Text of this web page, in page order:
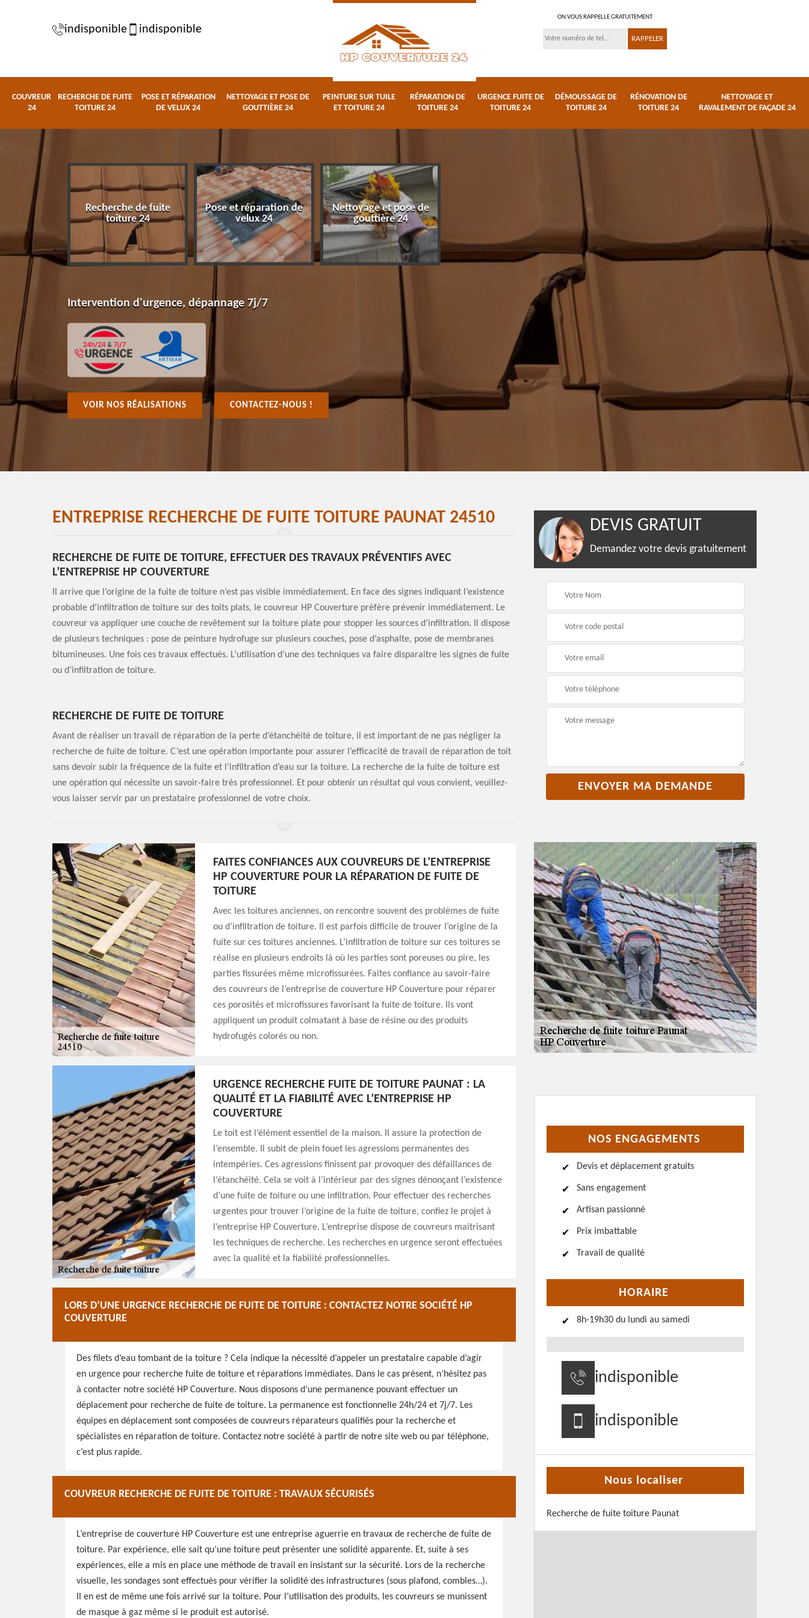
indisponible indisponible
ON VOUS RAPPELLE GRATUITEMENT
COUVREUR
24
RECHERCHE DE FUITE
TOITURE 24
POSE ET RÉPARATION
DE VELUX 24
NETTOYAGE ET POSE DE
GOUTTIÈRE 24
PEINTURE SUR TUILE
ET TOITURE 24
RÉPARATION DE
TOITURE 24
URGENCE FUITE DE
TOITURE 24
DÉMOUSSAGE DE
TOITURE 24
RÉNOVATION DE
TOITURE 24
NETTOYAGE ET
RAVALEMENT DE FAÇADE 24
Recherche de fuite
toiture 24
Pose et réparation de
velux 24
Nettoyage et pose de
gouttière 24
Réparation de toiture
Urgence fuite de
toiture 24
Intervention d'urgence, dépannage 7j/7
VOIR NOS RÉALISATIONS CONTACTEZ-NOUS !
ENTREPRISE RECHERCHE DE FUITE TOITURE PAUNAT 24510
RECHERCHE DE FUITE DE TOITURE, EFFECTUER DES TRAVAUX PRÉVENTIFS AVEC
L’ENTREPRISE HP COUVERTURE
Il arrive que l’origine de la fuite de toiture n’est pas visible immédiatement. En face des signes indiquant l’existence
probable d’infiltration de toiture sur des toits plats, le couvreur HP Couverture préfère prévenir immédiatement. Le
couvreur va appliquer une couche de revêtement sur la toiture plate pour stopper les sources d’infiltration. Il dispose
de plusieurs techniques : pose de peinture hydrofuge sur plusieurs couches, pose d’asphalte, pose de membranes
bitumineuses. Une fois ces travaux effectués. L’utilisation d’une des techniques va faire disparaitre les signes de fuite
ou d’infiltration de toiture.
RECHERCHE DE FUITE DE TOITURE
Avant de réaliser un travail de réparation de la perte d’étanchéité de toiture, il est important de ne pas négliger la
recherche de fuite de toiture. C’est une opération importante pour assurer l’efficacité de travail de réparation de toit
sans devoir subir la fréquence de la fuite et l’infiltration d’eau sur la toiture. La recherche de la fuite de toiture est
une opération qui nécessite un savoir-faire très professionnel. Et pour obtenir un résultat qui vous convient, veuillez-
vous laisser servir par un prestataire professionnel de votre choix.
FAITES CONFIANCES AUX COUVREURS DE L’ENTREPRISE
HP COUVERTURE POUR LA RÉPARATION DE FUITE DE
TOITURE
Avec les toitures anciennes, on rencontre souvent des problèmes de fuite
ou d’infiltration de toiture. Il est parfois difficile de trouver l’origine de la
fuite sur ces toitures anciennes. L’infiltration de toiture sur ces toitures se
réalise en plusieurs endroits là où les parties sont poreuses ou pire, les
parties fissurées même microfissurées. Faites confiance au savoir-faire
des couvreurs de l’entreprise de couverture HP Couverture pour réparer
ces porosités et microfissures favorisant la fuite de toiture. Ils vont
appliquent un produit colmatant à base de résine ou des produits
hydrofugés colorés ou non.
URGENCE RECHERCHE FUITE DE TOITURE PAUNAT : LA
QUALITÉ ET LA FIABILITÉ AVEC L’ENTREPRISE HP
COUVERTURE
Le toit est l’élément essentiel de la maison. Il assure la protection de
l’ensemble. Il subit de plein fouet les agressions permanentes des
intempéries. Ces agressions finissent par provoquer des défaillances de
l’étanchéité. Cela se voit à l’intérieur par des signes dénonçant l’existence
d’une fuite de toiture ou une infiltration. Pour effectuer des recherches
urgentes pour trouver l’origine de la fuite de toiture, confiez le projet à
l’entreprise HP Couverture. L’entreprise dispose de couvreurs maitrisant
les techniques de recherche. Les recherches en urgence seront effectuées
avec la qualité et la fiabilité professionnelles.
LORS D’UNE URGENCE RECHERCHE DE FUITE DE TOITURE : CONTACTEZ NOTRE SOCIÉTÉ HP
COUVERTURE
Des filets d’eau tombant de la toiture ? Cela indique la nécessité d’appeler un prestataire capable d’agir
en urgence pour recherche fuite de toiture et réparations immédiates. Dans le cas présent, n’hésitez pas
à contacter notre société HP Couverture. Nous disposons d’une permanence pouvant effectuer un
déplacement pour recherche de fuite de toiture. La permanence est fonctionnelle 24h/24 et 7j/7. Les
équipes en déplacement sont composées de couvreurs réparateurs qualifiés pour la recherche et
spécialistes en réparation de toiture. Contactez notre société à partir de notre site web ou par téléphone,
c’est plus rapide.
COUVREUR RECHERCHE DE FUITE DE TOITURE : TRAVAUX SÉCURISÉS
L’entreprise de couverture HP Couverture est une entreprise aguerrie en travaux de recherche de fuite de
toiture. Par expérience, elle sait qu’une toiture peut présenter une solidité apparente. Et, suite à ses
expériences, elle a mis en place une méthode de travail en insistant sur la sécurité. Lors de la recherche
visuelle, les sondages sont effectués pour vérifier la solidité des infrastructures (sous plafond, combles…).
Il en est de même une fois arrivé sur la toiture. Pour l’utilisation des produits, les couvreurs se munissent
de masque à gaz même si le produit est autorisé.
DEVIS GRATUIT
Demandez votre devis gratuitement
NOS ENGAGEMENTS
Devis et déplacement gratuits
Sans engagement
Artisan passionné
Prix imbattable
Travail de qualité
HORAIRE
8h-19h30 du lundi au samedi
indisponible
indisponible
Nous localiser
Recherche de fuite toiture Paunat